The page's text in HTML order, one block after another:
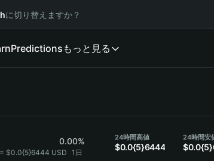
に切り替えますか？
Predictions もっと見る
0.00%
$0.0{5}6444 USD 1日
24時間高値
$0.0{5}6444
24時間安